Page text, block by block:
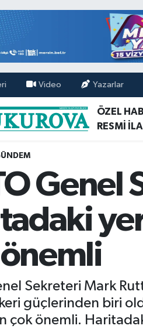
Video Yazarlar
ÖZEL
RESMİ
Sekreteri Mark
güçlerinden biri
çok önemli.
Haritası